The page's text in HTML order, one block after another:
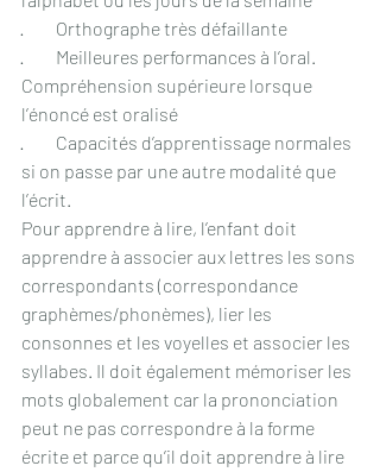
·         Orthographe très défaillante
·         Meilleures performances à l’oral.
Compréhension supérieure lorsque
l’énoncé est oralisé
·         Capacités d’apprentissage normales
si on passe par une autre modalité que
l’écrit.
Pour apprendre à lire, l’enfant doit
apprendre à associer aux lettres les sons
correspondants (correspondance
graphèmes/phonèmes), lier les
consonnes et les voyelles et associer les
syllabes. Il doit également mémoriser les
mots globalement car la prononciation
peut ne pas correspondre à la forme
écrite et parce qu’il doit apprendre à lire